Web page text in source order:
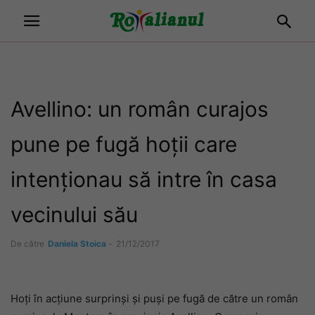
Avellino: un român curajos
pune pe fugă hoții care
intenționau să intre în casa
vecinului său
De către Daniela Stoica - 21/12/2017
Hoți în acțiune surprinși și puși pe fugă de către un român